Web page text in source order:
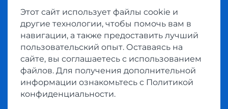
© 2026 Meest Shopping доставка покупок с интернет
магазинов мира в Казахстан. Все права защищены
Политика конфиденциальности
Публичная оферта
Условия пользования сервисом выкупа товаров
Этот сайт использует файлы cookie и
другие технологии, чтобы помочь вам в
навигации, а также предоставить лучший
пользовательский опыт. Оставаясь на
сайте, вы соглашаетесь с использованием
файлов. Для получения дополнительной
информации ознакомьтесь с Политикой
конфиденциальности.